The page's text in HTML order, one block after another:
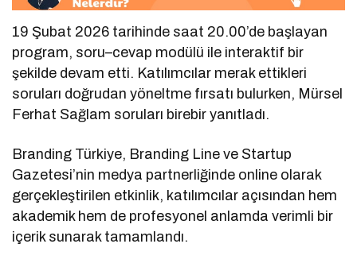
19 Şubat 2026 tarihinde saat 20.00’de başlayan
program, soru–cevap modülü ile interaktif bir
şekilde devam etti. Katılımcılar merak ettikleri
soruları doğrudan yöneltme fırsatı bulurken, Mürsel
Ferhat Sağlam soruları birebir yanıtladı.
Branding Türkiye, Branding Line ve Startup
Gazetesi’nin medya partnerliğinde online olarak
gerçekleştirilen etkinlik, katılımcılar açısından hem
akademik hem de profesyonel anlamda verimli bir
içerik sunarak tamamlandı.